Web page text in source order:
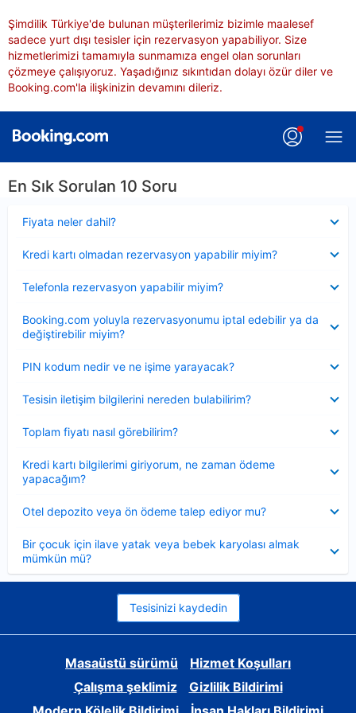
Şimdilik Türkiye'de bulunan müşterilerimiz bizimle maalesef
sadece yurt dışı tesisler için rezervasyon yapabiliyor. Size
hizmetlerimizi tamamıyla sunmamıza engel olan sorunları
çözmeye çalışıyoruz. Yaşadığınız sıkıntıdan dolayı özür diler ve
Booking.com'la ilişkinizin devamını dileriz.
En Sık Sorulan 10 Soru
Fiyata neler dahil?
Kredi kartı olmadan rezervasyon yapabilir miyim?
Telefonla rezervasyon yapabilir miyim?
Booking.com yoluyla rezervasyonumu iptal edebilir ya da
değiştirebilir miyim?
PIN kodum nedir ve ne işime yarayacak?
Tesisin iletişim bilgilerini nereden bulabilirim?
Toplam fiyatı nasıl görebilirim?
Kredi kartı bilgilerimi giriyorum, ne zaman ödeme
yapacağım?
Otel depozito veya ön ödeme talep ediyor mu?
Bir çocuk için ilave yatak veya bebek karyolası almak
mümkün mü?
Tesisinizi kaydedin
Masaüstü sürümü
Hizmet Koşulları
Çalışma şeklimiz
Gizlilik Bildirimi